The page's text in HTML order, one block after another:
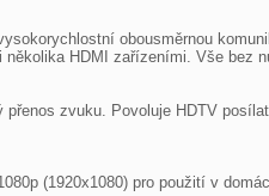
obousměrnou
HDMI zařízeními. Vše bez
zvuku. Povoluje HDTV
(1920x1080) pro použití v